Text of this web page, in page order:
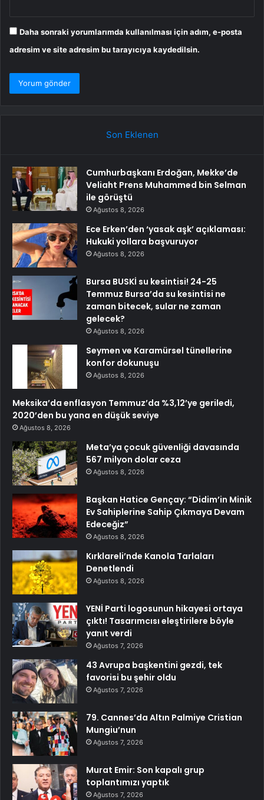
Daha sonraki yorumlarımda kullanılması için adım, e-posta
adresim ve site adresim bu tarayıcıya kaydedilsin.
Son Eklenen
Cumhurbaşkanı Erdoğan, Mekke’de
Veliaht Prens Muhammed bin Selman
ile görüştü
Ağustos 8, 2026
Ece Erken’den ‘yasak aşk’ açıklaması:
Hukuki yollara başvuruyor
Ağustos 8, 2026
Bursa BUSKİ su kesintisi! 24-25
Temmuz Bursa’da su kesintisi ne
zaman bitecek, sular ne zaman
gelecek?
Ağustos 8, 2026
Seymen ve Karamürsel tünellerine
konfor dokunuşu
Ağustos 8, 2026
Meksika’da enflasyon Temmuz’da %3,12’ye geriledi,
2020’den bu yana en düşük seviye
Ağustos 8, 2026
Meta’ya çocuk güvenliği davasında
567 milyon dolar ceza
Ağustos 8, 2026
Başkan Hatice Gençay: “Didim’in Minik
Ev Sahiplerine Sahip Çıkmaya Devam
Edeceğiz”
Ağustos 8, 2026
Kırklareli’nde Kanola Tarlaları
Denetlendi
Ağustos 8, 2026
YENİ Parti logosunun hikayesi ortaya
çıktı! Tasarımcısı eleştirilere böyle
yanıt verdi
Ağustos 7, 2026
43 Avrupa başkentini gezdi, tek
favorisi bu şehir oldu
Ağustos 7, 2026
79. Cannes’da Altın Palmiye Cristian
Mungiu’nun
Ağustos 7, 2026
Murat Emir: Son kapalı grup
toplantımızı yaptık
Ağustos 7, 2026